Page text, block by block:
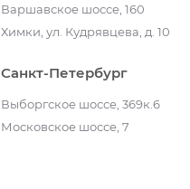
Варшавское шоссе, 160
Химки, ул. Кудрявцева, д. 10
Санкт-Петербург
Выборгское шоссе, 369к.6
Московское шоссе, 7